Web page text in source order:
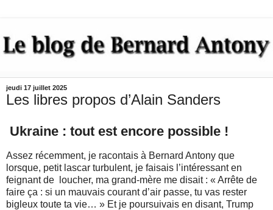
jeudi 17 juillet 2025
Les libres propos d’Alain Sanders
Ukraine : tout est encore possible !
Assez récemment, je racontais à Bernard Antony que
lorsque, petit lascar turbulent, je faisais l’intéressant en
feignant de loucher, ma grand-mère me disait : « Arrête de
faire ça : si un mauvais courant d’air passe, tu vas rester
bigleux toute ta vie… » Et je poursuivais en disant, Trump